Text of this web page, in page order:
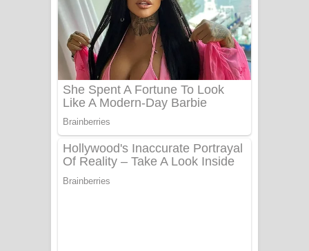
ගීතයේ පද පෙළ
Niwuna Numba Hinda Song Lyrics -
නිවුනා නුඹ හින්දා ගීතයේ පද පෙළ
Numba Dun Aadare Song Lyrics - නුඹ
දුන් ආදරේ ගීතයේ පද පෙළ
Liyamuda Dan Anagathe Song Lyrics
- ලියමුද දැන් අනාගතේ ගීතයේ පද පෙළ